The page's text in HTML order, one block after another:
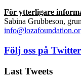
För ytterligare
Sabina Grubbeson,
Följ oss på Twitter
Last Tweets